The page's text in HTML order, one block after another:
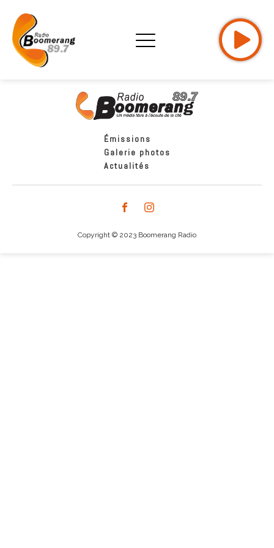
Émissions
Galerie photos
Actualités
Copyright © 2023 Boomerang Radio